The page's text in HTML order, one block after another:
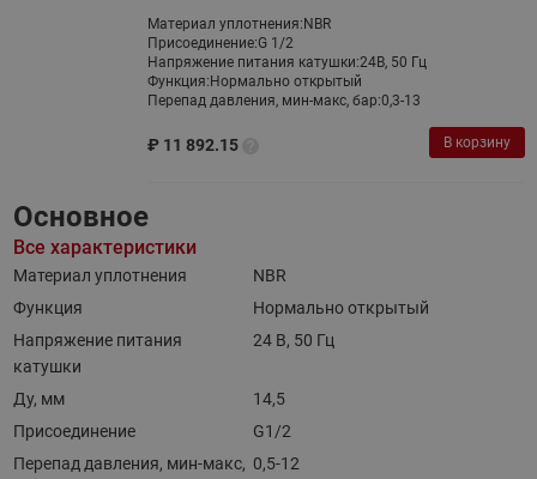
Материал уплотнения: NBR
Присоединение:G 1/2
Напряжение питания катушки:24В, 50 Гц
Функция: Нормально открытый
Перепад давления, мин-макс, бар:0,3-13
₽ 11 892.15 В корзину
Основное
Все характеристики
Материал уплотнения
NBR
Функция
Нормально открытый
Напряжение питания
катушки
24 В, 50 Гц
Ду, мм
14,5
Присоединение
G1/2
Перепад давления, мин-макс, 0,5-12